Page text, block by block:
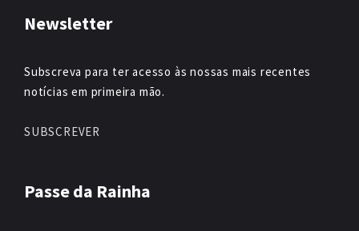
Newsletter
Subscreva para ter acesso às nossas mais recentes
notícias em primeira mão.
SUBSCREVER
Passe da Rainha